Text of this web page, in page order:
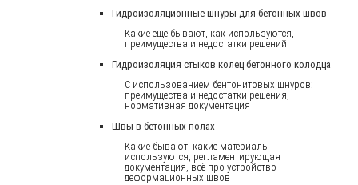
Гидроизоляционные шнуры для бетонных швов
Какие ещё бывают, как используются,
преимущества и недостатки решений
Гидроизоляция стыков колец бетонного колодца
С использованием бентонитовых шнуров:
преимущества и недостатки решения,
нормативная документация
Швы в бетонных полах
Какие бывают, какие материалы
используются, регламентирующая
документация, всё про устройство
деформационных швов